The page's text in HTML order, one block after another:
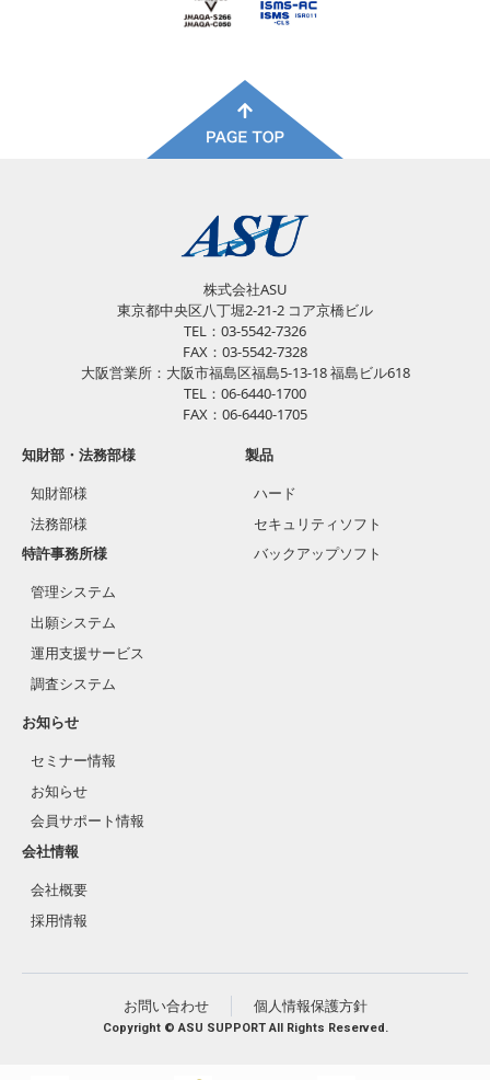
株式会社ASU
東京都中央区八丁堀2-21-2 コア京橋ビル
TEL：03-5542-7326
FAX：03-5542-7328
大阪営業所：大阪市福島区福島5-13-18 福島ビル618
TEL：06-6440-1700
FAX：06-6440-1705
知財部・法務部様
知財部様
法務部様
特許事務所様
管理システム
出願システム
運用支援サービス
調査システム
製品
ハード
セキュリティソフト
バックアップソフト
お知らせ
セミナー情報
お知らせ
会員サポート情報
会社情報
会社概要
採用情報
お問い合わせ 個人情報保護方針
Copyright © ASU SUPPORT All Rights Reserved.